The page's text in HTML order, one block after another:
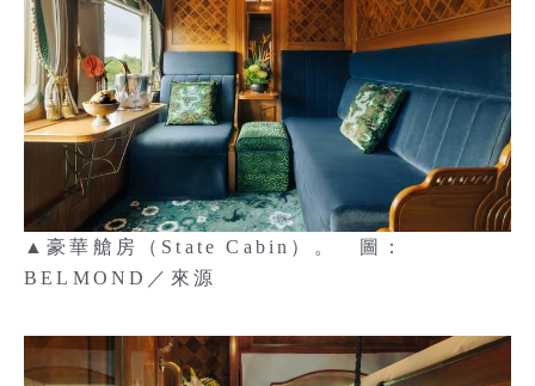
▲豪華艙房（State Cabin）。 圖：
BELMOND／來源